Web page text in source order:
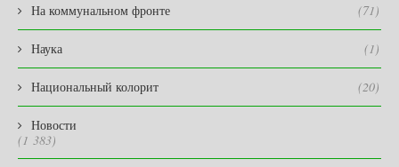
На коммунальном фронте (71)
Наука (1)
Национальный колорит (20)
Новости
(1 383)